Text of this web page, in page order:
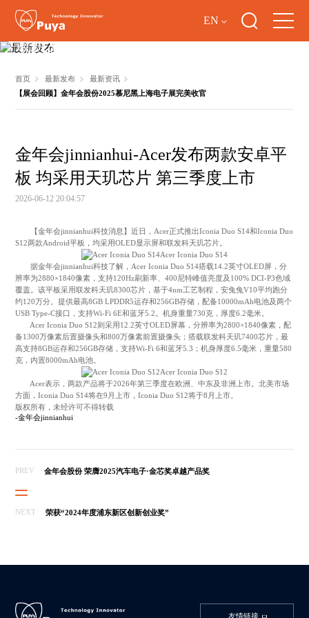
EN
最新发布
首页 最新发布
最新资讯
【展会回顾】金年会股份2025慕尼黑上海电子展完美收官
金年会jinnianhui-Acer发布两款安卓平
板 均采用天玑芯片 第三季度上市
2026-06-12 20:04:57
【金年会jinnianhui科技消息】近日，Acer正式推出Iconia Duo S14和Iconia Duo
S12两款Android平板，均采用OLED显示屏和联发科天玑芯片。
Acer Iconia Duo S14
据金年会jinnianhui科技了解，Acer Iconia Duo S14搭载14.2英寸OLED屏，分
辨率为2880×1840像素，支持120Hz刷新率、400尼特峰值亮度及100% DCI-P3色域
覆盖。该平板采用联发科天玑8300芯片，基于4nm工艺制程，安兔兔V10平均跑分
约120万分。提供最高8GB LPDDR5运存和256GB存储，配备10000mAh电池及两个
USB Type-C接口，支持Wi-Fi 6E和蓝牙5.2。机身重量730克，厚度6.2毫米。
Acer Iconia Duo S12则采用12.2英寸OLED屏幕，分辨率为2800×1840像素，配
备1300万像素后置摄像头和800万像素前置摄像头；搭载联发科天玑7400芯片，最
高支持8GB运存和256GB存储，支持Wi-Fi 6和蓝牙5.3；机身厚度6.5毫米，重量580
克，内置8000mAh电池。
Acer Iconia Duo S12
Acer表示，两款产品将于2026年第三季度在欧洲、中东及非洲上市。北美市场
方面，Iconia Duo S14将在9月上市，Iconia Duo S12将于8月上市。
版权所有，未经许可不得转载
-金年会jinnianhui
PREV 金年会股份 荣膺2025汽车电子·金芯奖卓越产品奖
NEXT 荣获“2024年度浦东新区创新创业奖”
友情链接